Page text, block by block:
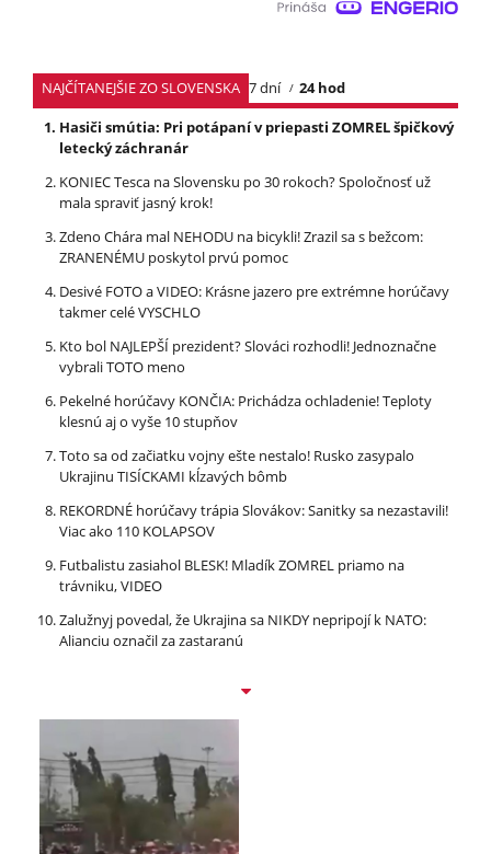
NAJČÍTANEJŠIE ZO SLOVENSKA 7 dní
24 hod
Hasiči smútia: Pri potápaní v priepasti ZOMREL špičkový
letecký záchranár
KONIEC Tesca na Slovensku po 30 rokoch? Spoločnosť už
mala spraviť jasný krok!
Zdeno Chára mal NEHODU na bicykli! Zrazil sa s bežcom:
ZRANENÉMU poskytol prvú pomoc
Desivé FOTO a VIDEO: Krásne jazero pre extrémne horúčavy
takmer celé VYSCHLO
Kto bol NAJLEPŠÍ prezident? Slováci rozhodli! Jednoznačne
vybrali TOTO meno
Pekelné horúčavy KONČIA: Prichádza ochladenie! Teploty
klesnú aj o vyše 10 stupňov
Toto sa od začiatku vojny ešte nestalo! Rusko zasypalo
Ukrajinu TISÍCKAMI kĺzavých bômb
REKORDNÉ horúčavy trápia Slovákov: Sanitky sa nezastavili!
Viac ako 110 KOLAPSOV
Futbalistu zasiahol BLESK! Mladík ZOMREL priamo na
trávniku, VIDEO
Zalužnyj povedal, že Ukrajina sa NIKDY nepripojí k NATO:
Alianciu označil za zastaranú